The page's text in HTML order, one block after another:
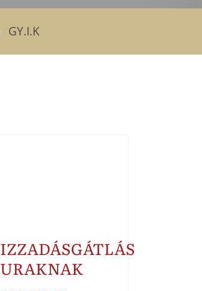
GY.I.K
IZZADÁSGÁTLÁS
URAKNAK